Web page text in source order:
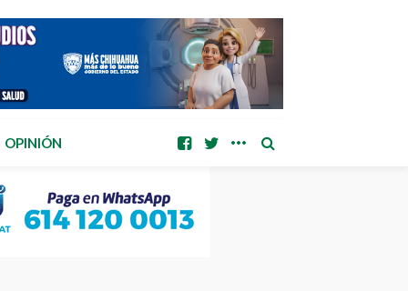
OPINIÓN